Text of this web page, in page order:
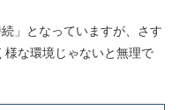
」となっていますが、さす
様な環境じゃないと無理で